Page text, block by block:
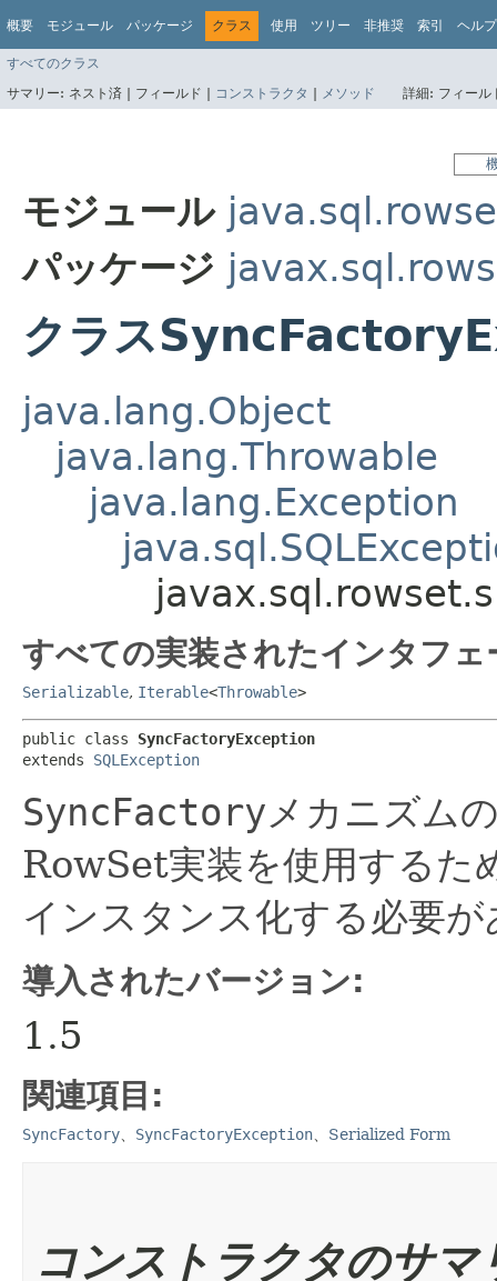
概要 モジュール パッケージ クラス 使用 ツリー 非推奨 索引 ヘルプ
すべてのクラス
サマリー: ネスト済 | フィールド | コンストラクタ | メソッド 詳細: フィー
モジュール
パッケージ
クラス
java.lang.Object
java.lang.Throwable
java.lang.Exception
すべての実装されたインタフ
Serializable, Iterable<Throwable>
public class SyncFactoryException
extends SQLException
SyncFactoryメカニズム
RowSet実装を使用するた
インスタンス化する必要
導入されたバージョン:
1.5
関連項目:
SyncFactory SyncFactoryException Serialized Form
コンストラクタのサマ